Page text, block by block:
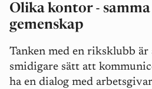
Olika kontor -
gemenskap
Tanken med en riksklubb
smidigare sätt att
ha en dialog med